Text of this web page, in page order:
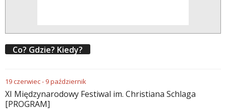
Co? Gdzie? Kiedy?
19czerwiec- 9październik
XI Międzynarodowy Festiwal im. Christiana Schlaga
[PROGRAM]